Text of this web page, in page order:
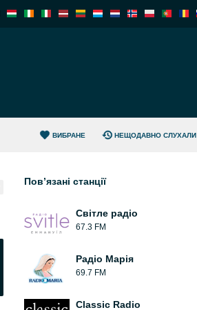
ВИБРАНЕ НЕЩОДАВНО СЛУХАЛИ
Пов’язані станції
Світле радіо
67.3 FM
Радіо Марія
69.7 FM
Classic Radio